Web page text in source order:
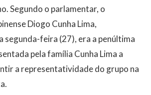
Segundo o parlamentar, o
Diogo Cunha Lima,
segunda-feira (27), era a penúltima
pela família Cunha Lima a
a representatividade do grupo na